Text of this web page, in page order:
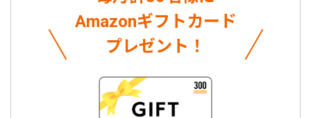
Amazonギフトカード
プレゼント！